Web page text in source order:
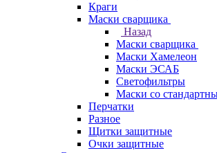
Краги
Маски сварщика
Назад
Маски сварщика
Маски Хамелеон
Маски ЭСАБ
Светофильтры
Маски со
Перчатки
Разное
Щитки защитные
Очки защитные